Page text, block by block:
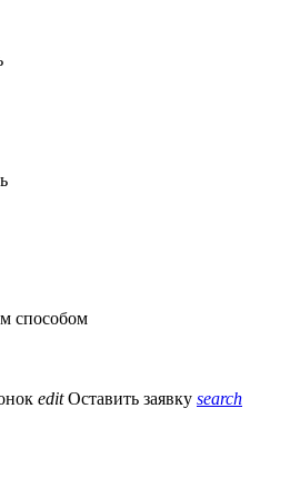
способом
edit Оставить заявку search